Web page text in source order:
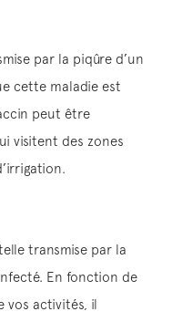
par la piqûre d’un
cette maladie est
peut être
visitent des zones
transmise par la
En fonction de
vos activités, il